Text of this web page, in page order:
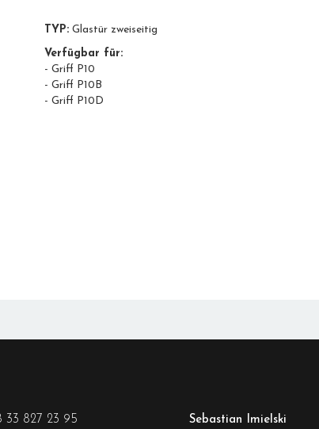
TYP:Glastür zweiseitig
Verfügbar für:
- Griff P10
- Griff P10B
- Griff P10D
33 827 23 95
Sebastian Imielski